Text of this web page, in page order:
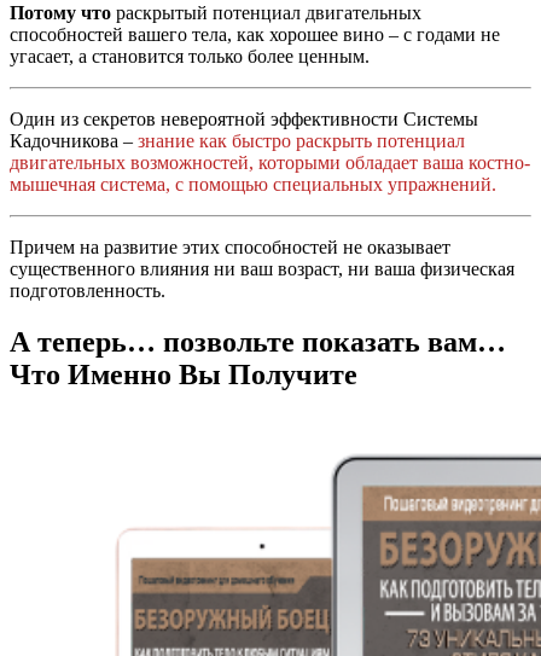
Потому что раскрытый потенциал двигательных
способностей вашего тела, как хорошее вино – с годами не
угасает, а становится только более ценным.
Один из секретов невероятной эффективности Системы
Кадочникова – знание как быстро раскрыть потенциал
двигательных возможностей, которыми обладает ваша костно-
мышечная система, с помощью специальных упражнений.
Причем на развитие этих способностей не оказывает
существенного влияния ни ваш возраст, ни ваша физическая
подготовленность.
А теперь… позвольте показать вам…
Что Именно Вы Получите